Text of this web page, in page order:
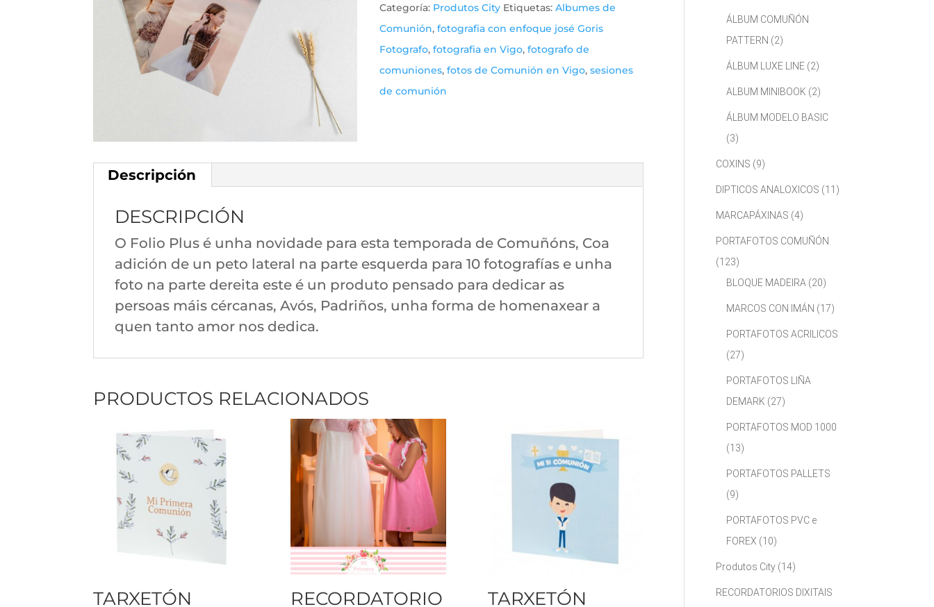
Categoría: Produtos City Etiquetas:Albumes de
Comunión,fotografia con enfoque josé Goris
Fotografo,fotografia en Vigo,fotografo de
comuniones,fotos de Comunión en Vigo,sesiones
de comunión
Descripción
DESCRIPCIÓN
O Folio Plus é unha novidade para esta temporada de Comuñóns, Coa
adición de un peto lateral na parte esquerda para 10 fotografías e unha
foto na parte dereita este é un produto pensado para dedicar as
persoas máis cércanas, Avós, Padriños, unha forma de homenaxear a
quen tanto amor nos dedica.
PRODUCTOS RELACIONADOS
TARXETÓN
RECORDATORIO
TARXETÓN
ÁLBUM COMUÑÓN
PATTERN (2)
ÁLBUM LUXE LINE (2)
ALBUM MINIBOOK (2)
ÁLBUM MODELO BASIC
(3)
COXINS (9)
DIPTICOS ANALOXICOS (11)
MARCAPÁXINAS (4)
PORTAFOTOS COMUÑÓN
(123)
BLOQUE MADEIRA (20)
MARCOS CON IMÁN (17)
PORTAFOTOS ACRILICOS
(27)
PORTAFOTOS LIÑA
DEMARK (27)
PORTAFOTOS MOD 1000
(13)
PORTAFOTOS PALLETS
(9)
PORTAFOTOS PVC e
FOREX (10)
Produtos City (14)
RECORDATORIOS DIXITAIS